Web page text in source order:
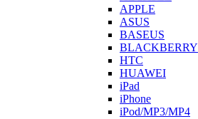
APPLE
ASUS
BASEUS
BLACKBERRY
HTC
HUAWEI
iPad
iPhone
iPod/MP3/MP4